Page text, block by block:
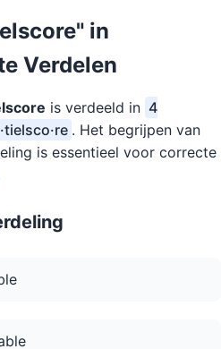
in
Verdelen
is verdeeld in 4
. Het begrijpen van
is essentieel voor correcte